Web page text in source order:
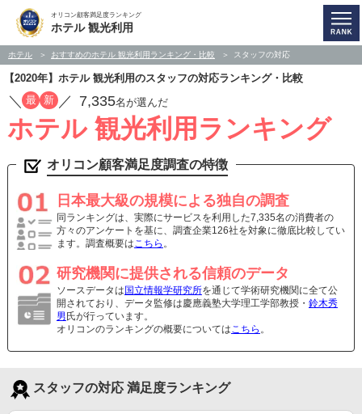
オリコン顧客満足度ランキング
ホテル 観光利用
ホテル おすすめのホテル 観光利用ランキング・比較 スタッフの対応
【2020年】ホテル 観光利用のスタッフの対応ランキング・比較
／ 最 新 ／ 7,335名が選んだ
ホテル 観光利用ランキング
オリコン顧客満足度調査の特徴
日本最大級の規模による独自の調査
同ランキングは、実際にサービスを利用した7,335名の消費者の
方々のアンケートを基に、調査企業126社を対象に徹底比較してい
ます。調査概要はこちら 。
研究機関に提供される信頼のデータ
ソースデータは 国立情報学研究所を通じて学術研究機関に全て公
開されており、データ監修は慶應義塾大学理工学部教授・ 鈴木秀
男 氏が行っています。
オリコンのランキングの概要についてはこちら 。
スタッフの対応 満足度ランキング